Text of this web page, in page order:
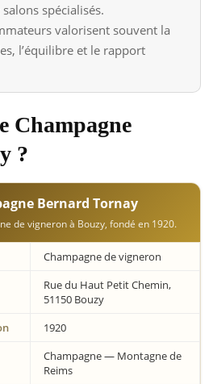
spécialisés.
valorisent souvent la
l’équilibre et le rapport
Champagne
?
Bernard Tornay
de vigneron à Bouzy, fondé en 1920.
Champagne de vigneron
Rue du Haut Petit Chemin,
51150 Bouzy
1920
Champagne — Montagne de
Reims